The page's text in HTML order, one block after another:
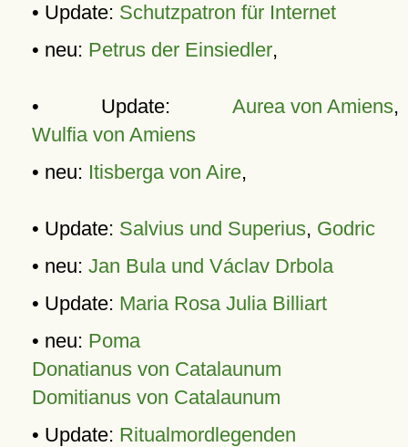
• Update: Schutzpatron für Internet
• neu: Petrus der Einsiedler,
• Update: Aurea von Amiens,
Wulfia von Amiens
• neu: Itisberga von Aire,
• Update: Salvius und Superius, Godric
• neu: Jan Bula und Václav Drbola
• Update: Maria Rosa Julia Billiart
• neu: Poma
Donatianus von Catalaunum
Domitianus von Catalaunum
• Update: Ritualmordlegenden